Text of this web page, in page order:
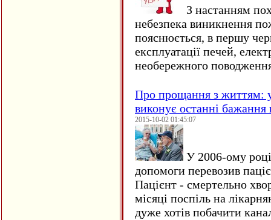
З настанням
небезпека виникнення
пояснюється, в першу
експлуатації печей,
необережного
Про прощання з життям:
виконує останні
2015-10-02 01:45:07
У 2006-ому
допомоги перевозив
Пацієнт - смертельно
місяці поспіль на
дуже хотів побачити